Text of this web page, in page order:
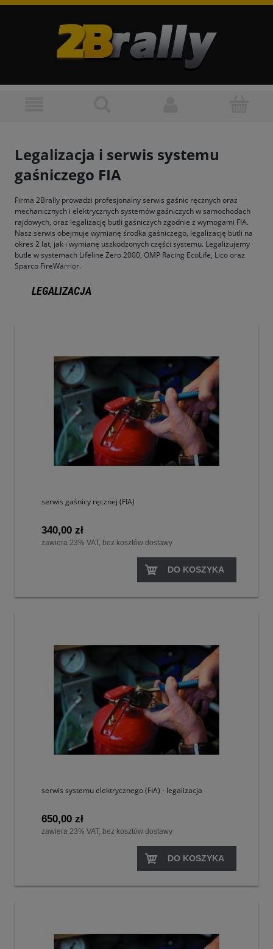
Legalizacja i serwis systemu
gaśniczego FIA
Firma 2Brally prowadzi profesjonalny serwis gaśnic ręcznych oraz
mechanicznych i elektrycznych systemów gaśniczych w samochodach
rajdowych, oraz legalizację butli gaśniczych zgodnie z wymogami FIA.
Nasz serwis obejmuje wymianę środka gaśniczego, legalizację butli na
okres 2 lat, jak i wymianę uszkodzonych części systemu. Legalizujemy
butle w systemach Lifeline Zero 2000, OMP Racing EcoLife, Lico oraz
Sparco FireWarrior.
LEGALIZACJA
serwis gaśnicy ręcznej (FIA)
340,00 zł
zawiera 23% VAT, bez kosztów dostawy
DO KOSZYKA
serwis systemu elektrycznego (FIA) - legalizacja
650,00 zł
zawiera 23% VAT, bez kosztów dostawy
DO KOSZYKA